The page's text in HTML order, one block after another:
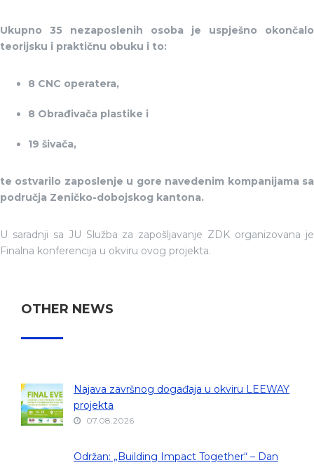
Ukupno 35 nezaposlenih osoba je uspješno okončalo
teorijsku i praktičnu obuku i to:
8 CNC operatera,
8 Obrađivača plastike i
19 šivača,
te ostvarilo zaposlenje u gore navedenim kompanijama sa
područja Zeničko-dobojskog kantona.
U saradnji sa JU Služba za zapošljavanje ZDK organizovana je
Finalna konferencija u okviru ovog projekta.
OTHER NEWS
Najava završnog događaja u okviru LEEWAY
projekta
07.08.2026
Održan: „Building Impact Together“ – Dan